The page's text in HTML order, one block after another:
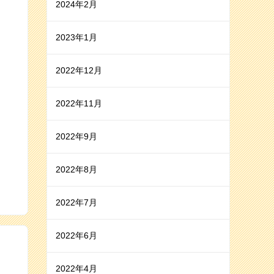
2024年2月
2023年1月
2022年12月
2022年11月
2022年9月
2022年8月
2022年7月
2022年6月
2022年4月